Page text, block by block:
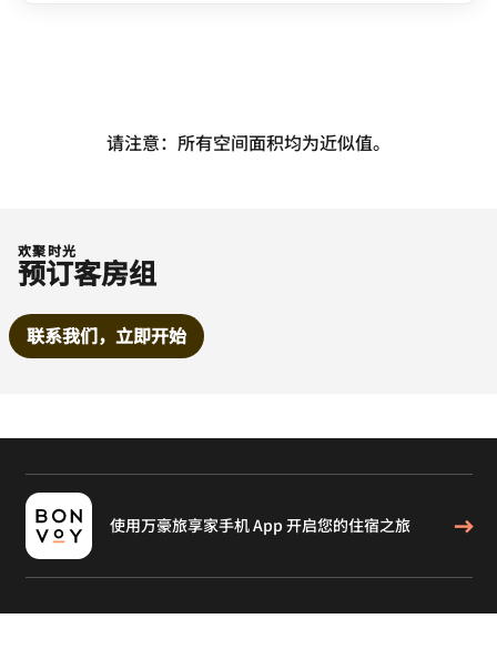
请注意：所有空间面积均为近似值。
欢聚时光
预订客房组
联系我们，立即开始
使用万豪旅享家手机 App 开启您的住宿之旅